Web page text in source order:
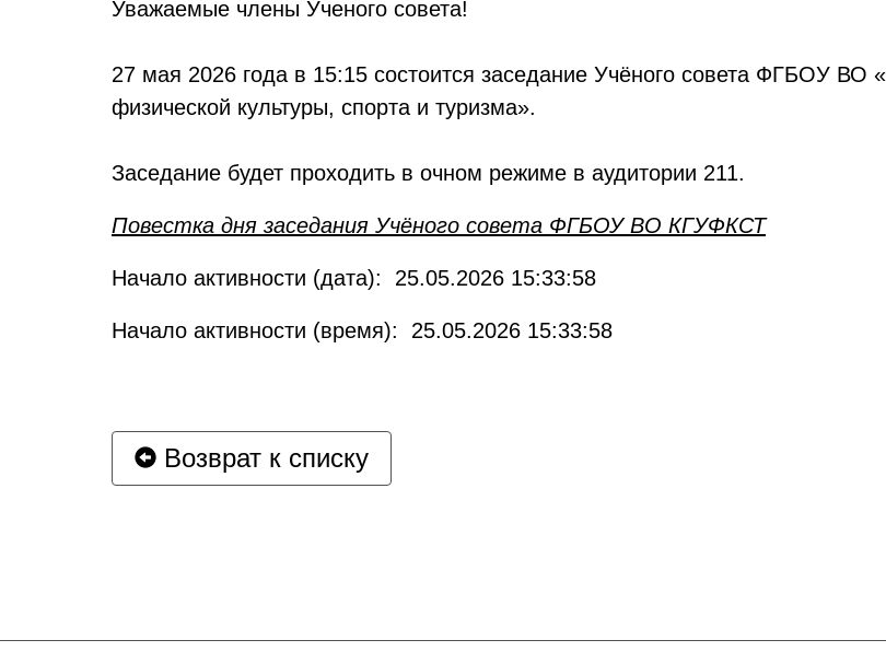
Уважаемые члены Ученого совета!
27 мая 2026 года в 15:15 состоится заседание Учёного совета ФГБОУ ВО
физической культуры, спорта и туризма».
Заседание будет проходить в очном режиме в аудитории 211.
Повестка дня заседания Учёного совета ФГБОУ ВО КГУФКСТ
Начало активности (дата): 25.05.2026 15:33:58
Начало активности (время): 25.05.2026 15:33:58
Возврат к списку